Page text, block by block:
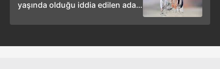
gösterilmeyecektir."
yaşında olduğu iddia edilen adam